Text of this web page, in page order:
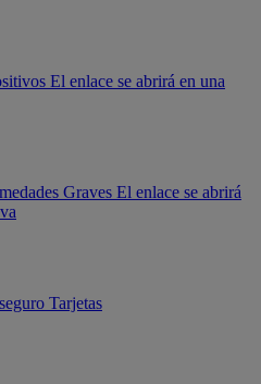
El enlace se abrirá en una
Graves El enlace se abrirá
Tarjetas